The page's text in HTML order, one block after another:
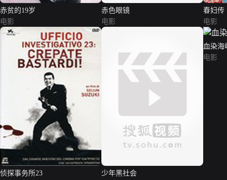
赤贫的19岁
电影
赤色眼镜
电影
春妇传
电影
侦探事务所23
少年黑社会
血染海
电影